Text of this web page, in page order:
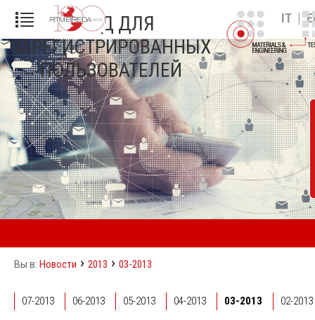
IT |
ВХОД ДЛЯ
ЗАРЕГИСТРИРОВАННЫХ
ПОЛЬЗОВАТЕЛЕЙ
Вы в: Новости › 2013 › 03-2013
07-2013 06-2013 05-2013 04-2013 03-2013 02-2013